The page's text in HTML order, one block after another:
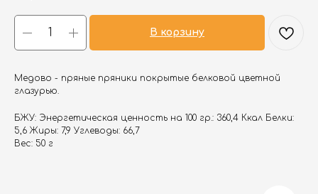
В корзину
Медово - пряные пряники покрытые белковой цветной
глазурью.
БЖУ: Энергетическая ценность на 100 гр.: 360,4 Ккал Белки:
5,6 Жиры: 7,9 Углеводы: 66,7
Вес: 50 г